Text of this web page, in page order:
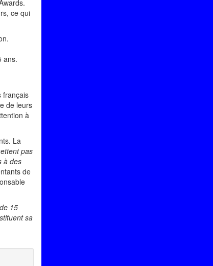
ce qui
ans.
français
de leurs
à
La
pas
à des
de
15
sa